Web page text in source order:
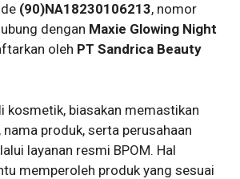
(90)NA18230106213, nomor
dengan Maxie Glowing Night
oleh PT Sandrica Beauty
kosmetik, biasakan memastikan
produk, serta perusahaan
layanan resmi BPOM. Hal
memperoleh produk yang sesuai